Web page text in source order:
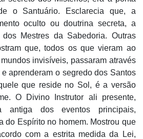
o Santuário. Esclarecia que, a
oculto ou doutrina secreta, a
Mestres da Sabedoria. Outras
que, todos os que vieram ao
invisíveis, passaram através
aprenderam o segredo dos Santos
que reside no Sol, é a versão
O Divino Instrutor ali presente,
antiga dos eventos principais,
do Espírito no homem. Mostrou que
com a estrita medida da Lei,